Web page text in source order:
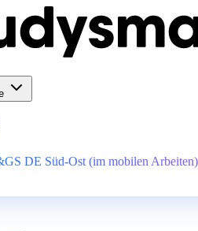
DE Süd-Ost (im mobilen Arbeiten)